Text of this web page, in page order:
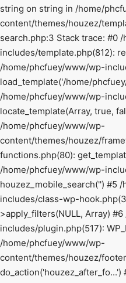
string on string in /home/
content/themes/houzez/
search.php:3 Stack trace: #0
includes/template.php(812):
/home/phcfuey/www/wp-
load_template('/home/
/home/phcfuey/www/wp-
locate_template(Array, true,
/home/phcfuey/www/wp-
content/themes/houzez/
functions.php(80):
/home/phcfuey/www/wp-
houzez_mobile_search('') #5
includes/class-wp-
>apply_filters(NULL, Array)
includes/plugin.php(517):
/home/phcfuey/www/wp-
content/themes/houzez/